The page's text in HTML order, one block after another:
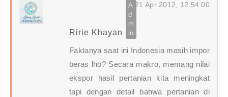
Ririe Khayan
21 Apr 2012, 12:54:00
Faktanya saat ini Indonesia masih impor
beras lho? Secara makro, memang nilai
ekspor hasil pertanian kita meningkat
tapi dengan detail bahwa pertanian di